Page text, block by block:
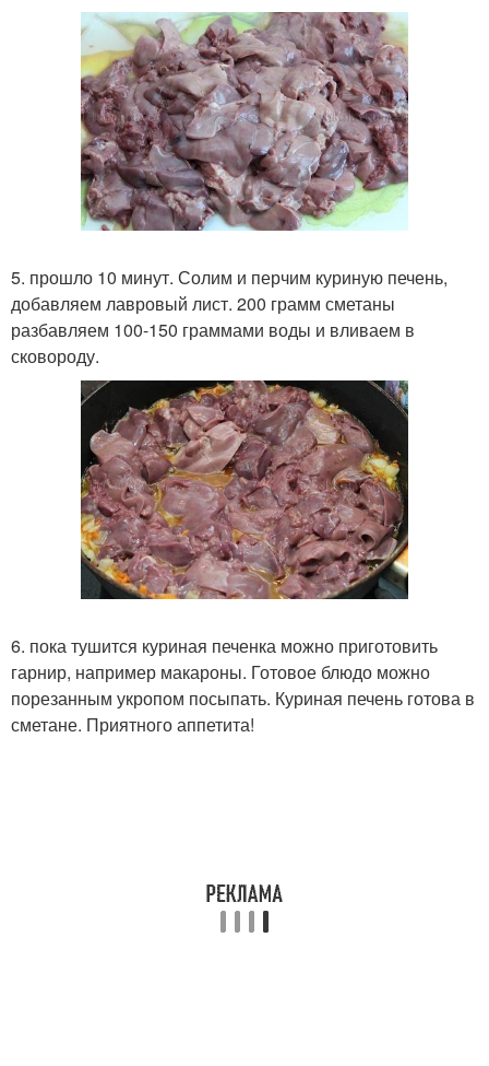
5. прошло 10 минут. Солим и перчим куриную печень,
добавляем лавровый лист. 200 грамм сметаны
разбавляем 100-150 граммами воды и вливаем в
сковороду.
6. пока тушится куриная печенка можно приготовить
гарнир, например макароны. Готовое блюдо можно
порезанным укропом посыпать. Куриная печень готова в
сметане. Приятного аппетита!